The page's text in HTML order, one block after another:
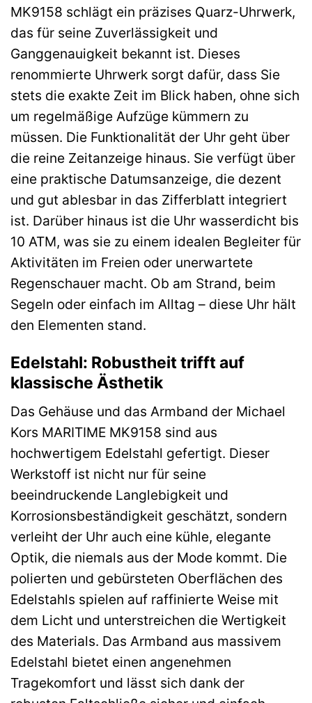
MK9158 schlägt ein präzises Quarz-Uhrwerk,
das für seine Zuverlässigkeit und
Ganggenauigkeit bekannt ist. Dieses
renommierte Uhrwerk sorgt dafür, dass Sie
stets die exakte Zeit im Blick haben, ohne sich
um regelmäßige Aufzüge kümmern zu
müssen. Die Funktionalität der Uhr geht über
die reine Zeitanzeige hinaus. Sie verfügt über
eine praktische Datumsanzeige, die dezent
und gut ablesbar in das Zifferblatt integriert
ist. Darüber hinaus ist die Uhr wasserdicht bis
10 ATM, was sie zu einem idealen Begleiter für
Aktivitäten im Freien oder unerwartete
Regenschauer macht. Ob am Strand, beim
Segeln oder einfach im Alltag – diese Uhr hält
den Elementen stand.
Edelstahl: Robustheit trifft auf
klassische Ästhetik
Das Gehäuse und das Armband der Michael
Kors MARITIME MK9158 sind aus
hochwertigem Edelstahl gefertigt. Dieser
Werkstoff ist nicht nur für seine
beeindruckende Langlebigkeit und
Korrosionsbeständigkeit geschätzt, sondern
verleiht der Uhr auch eine kühle, elegante
Optik, die niemals aus der Mode kommt. Die
polierten und gebürsteten Oberflächen des
Edelstahls spielen auf raffinierte Weise mit
dem Licht und unterstreichen die Wertigkeit
des Materials. Das Armband aus massivem
Edelstahl bietet einen angenehmen
Tragekomfort und lässt sich dank der